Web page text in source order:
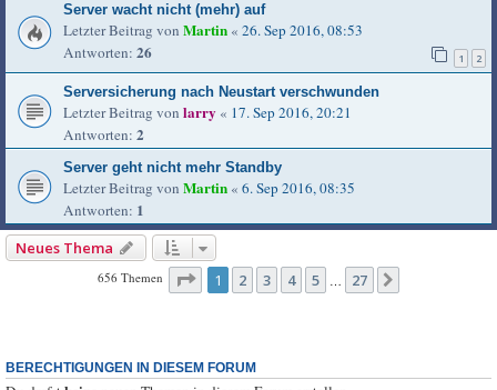
Server wacht nicht (mehr) auf
Letzter Beitrag von Martin « 26. Sep 2016, 08:53
Antworten: 26 1 2
Serversicherung nach Neustart verschwunden
Letzter Beitrag von larry « 17. Sep 2016, 20:21
Antworten: 2
Server geht nicht mehr Standby
Letzter Beitrag von Martin « 6. Sep 2016, 08:35
Antworten: 1
Neues Thema
656 Themen Seite 1von 27
1 2 3 4 5 … 27
BERECHTIGUNGEN IN DIESEM FORUM